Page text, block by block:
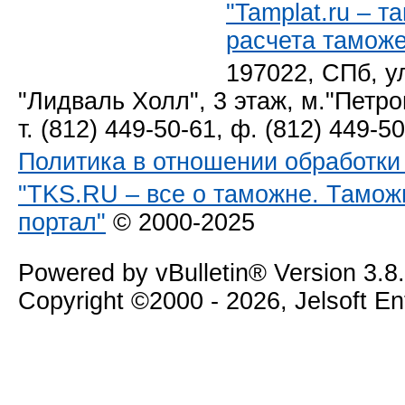
Груз
11.06.2025,12:10
11.06.2025,14:07
I-P Вот
14:49
Тренер
16.06.2025,09:56
11:30
I-P
"Tamplat.ru –
расчета
197022, СПб,
"Лидваль Холл", 3 этаж,
т. (812) 449-50-61, ф. (812) 449-
Политика в отношении
"TKS.RU – все о таможне.
портал" © 2000-2025
Powered by vBulletin® Version
Copyright ©2000 - 2026, Jelsoft